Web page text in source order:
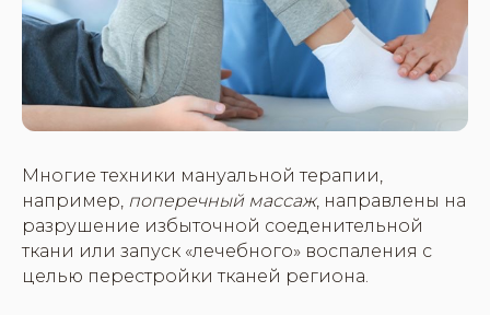
Многие техники мануальной терапии,
например, поперечный массаж, направлены на
разрушение избыточной соеденительной
ткани или запуск «лечебного» воспаления с
целью перестройки тканей региона.